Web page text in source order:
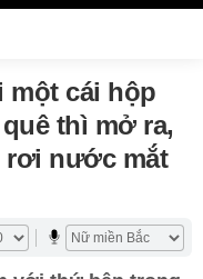
một cái hộp
thì mở ra,
rơi nước mắt